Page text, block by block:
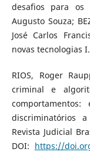
desafios para os
Augusto Souza;
José Carlos
novas tecnologias
RIOS, Roger
criminal e
discriminatórios
Revista Judicial
DOI: https://